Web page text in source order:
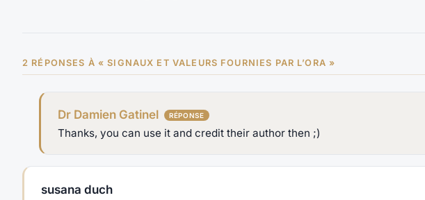
2 RÉPONSES À « SIGNAUX ET VALEURS FOURNIES PAR L’ORA »
Dr Damien Gatinel
Thanks, you can use it and credit their author then ;)
susana duch